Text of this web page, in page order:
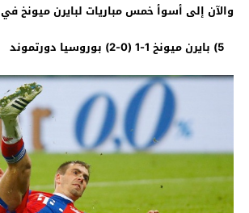
والآن إلى أسوأ خمس مباريات لبايرن ميونخ في